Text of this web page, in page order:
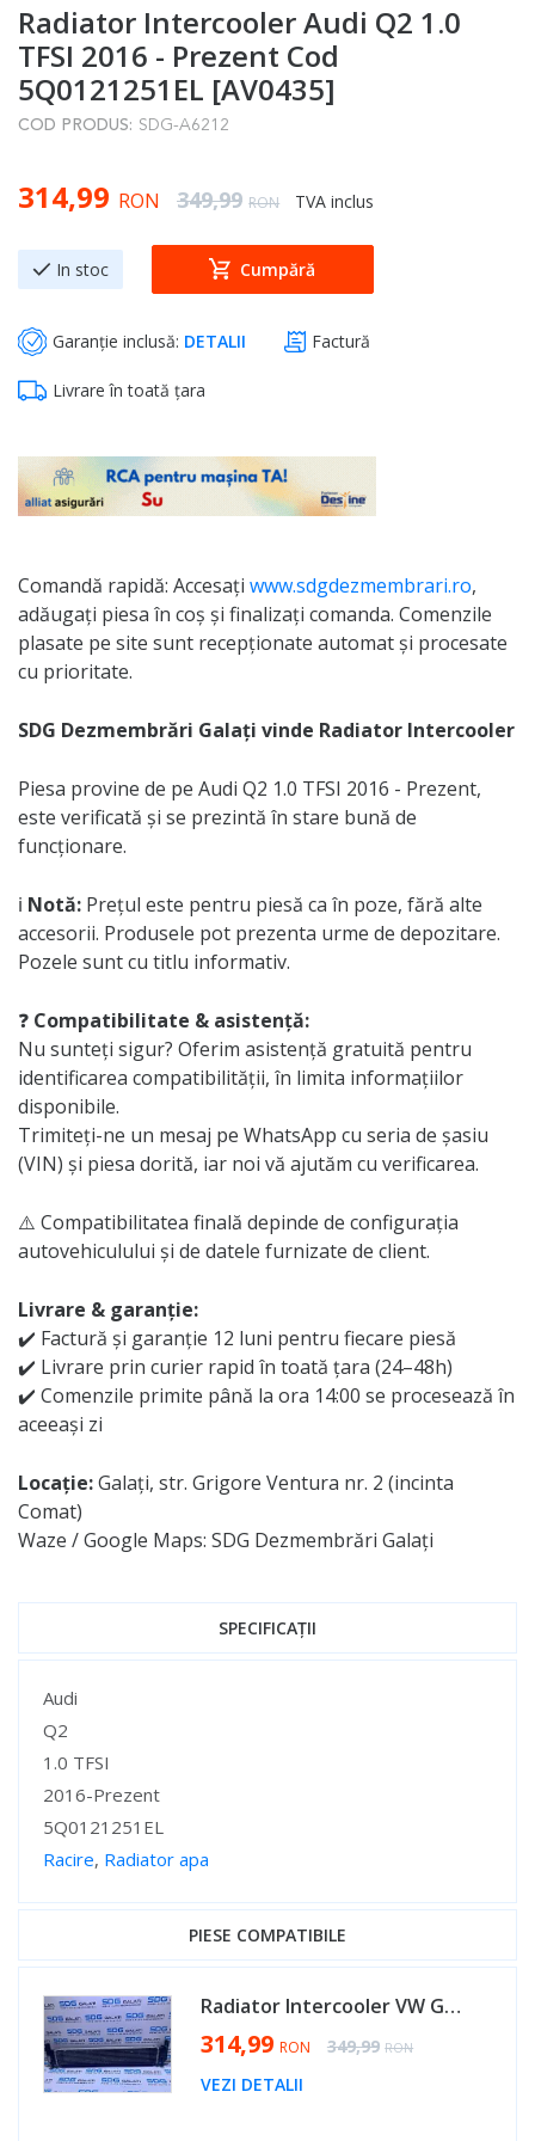
to
the
beginning
of
the
gallery
Radiator Intercooler Audi Q2 1.0
TFSI 2016 - Prezent Cod
5Q0121251EL [AV0435]
COD PRODUS: SDG-A6212
Special Price
314,99 RON Regular Price
349,99 RON TVA inclus
In stoc Cumpără
Garanție inclusă: DETALII Factură
Livrare în toată țara
Comandă rapidă: Accesați www.sdgdezmembrari.ro,
adăugați piesa în coș și finalizați comanda. Comenzile
plasate pe site sunt recepționate automat și procesate
cu prioritate.
SDG Dezmembrări Galați vinde Radiator Intercooler
Piesa provine de pe Audi Q2 1.0 TFSI 2016 - Prezent,
este verificată și se prezintă în stare bună de
funcționare.
ℹ️ Notă: Prețul este pentru piesă ca în poze, fără alte
accesorii. Produsele pot prezenta urme de depozitare.
Pozele sunt cu titlu informativ.
❓ Compatibilitate & asistență:
Nu sunteți sigur? Oferim asistență gratuită pentru
identificarea compatibilității, în limita informațiilor
disponibile.
Trimiteți-ne un mesaj pe WhatsApp cu seria de șasiu
(VIN) și piesa dorită, iar noi vă ajutăm cu verificarea.
⚠️ Compatibilitatea finală depinde de configurația
autovehiculului și de datele furnizate de client.
Livrare & garanție:
✔️ Factură și garanție 12 luni pentru fiecare piesă
✔️ Livrare prin curier rapid în toată țara (24–48h)
✔️ Comenzile primite până la ora 14:00 se procesează în
aceeași zi
Locație:Galați, str. Grigore Ventura nr. 2 (incinta
Comat)
Waze / Google Maps: SDG Dezmembrări Galați
SPECIFICAȚII
Specificații
Audi
Q2
1.0 TFSI
2016-Prezent
5Q0121251EL
Racire, Radiator apa
PIESE COMPATIBILE
Radiator Intercooler VW Golf 7 1.2 TSI 2013 - 2017 Cod 5Q0121251EL [AV0435]
Special Price
314,99 RON Regular Price
349,99 RON
VEZI DETALII